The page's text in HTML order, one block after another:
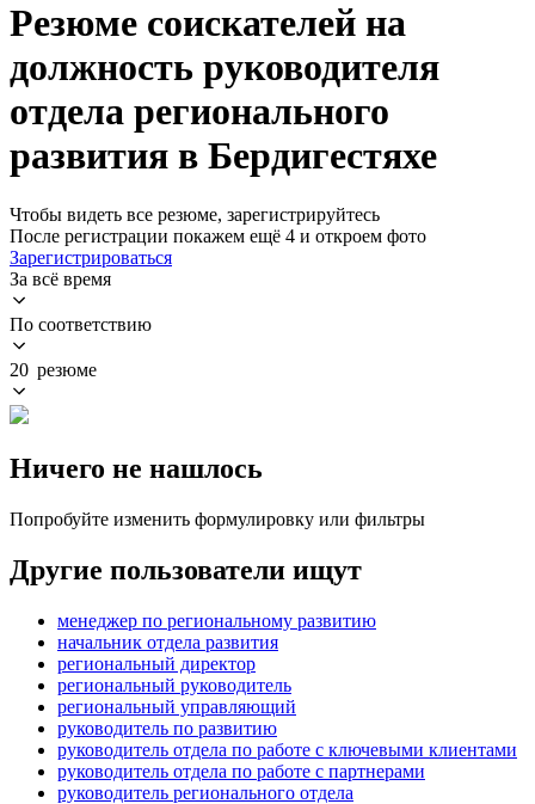
Резюме соискателей на
должность руководителя
отдела регионального
развития в Бердигестяхе
Чтобы видеть все резюме, зарегистрируйтесь
После регистрации покажем ещё 4 и откроем фото
Зарегистрироваться
За всё время
По соответствию
20 резюме
Ничего не нашлось
Попробуйте изменить формулировку или фильтры
Другие пользователи ищут
менеджер по региональному развитию
начальник отдела развития
региональный директор
региональный руководитель
региональный управляющий
руководитель по развитию
руководитель отдела по работе с ключевыми клиентами
руководитель отдела по работе с партнерами
руководитель регионального отдела